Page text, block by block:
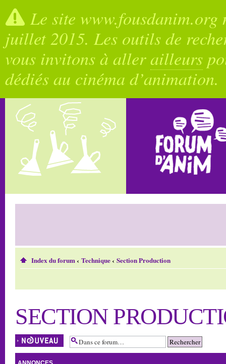
Le site
juillet 2015. Les outils de
vous invitons à allerailleurs
dédiés au cinéma d’animation.
Index du forum‹ Technique‹ Section Production
SECTION
Écrire un nouveau
sujet